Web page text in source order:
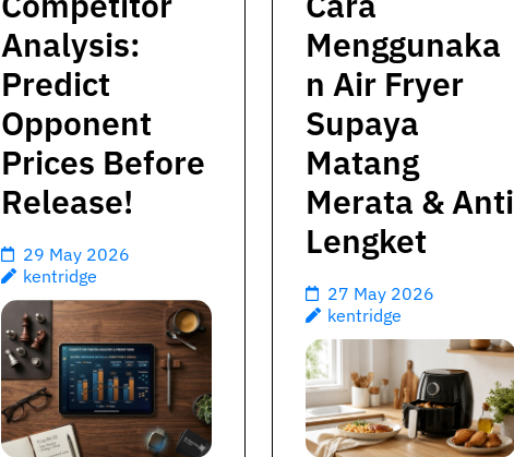
Analysis:
Predict
Opponent
Prices Before
Release!
29 May 2026
kentridge
Menggunaka
n Air Fryer
Supaya
Matang
Merata & Anti
Lengket
27 May 2026
kentridge